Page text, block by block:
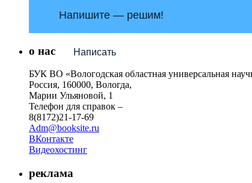
Напишите — решим!
Написать
о нас
БУК ВО «Вологодская областная универсальная
Россия, 160000, Вологда,
Марии Ульяновой, 1
Телефон для справок –
8(8172)21-17-69
Adm@booksite.ru
ВКонтакте
Видеохостинг
реклама